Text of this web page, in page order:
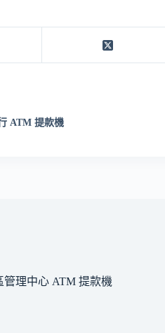
ATM 提款機
理中心 ATM 提款機